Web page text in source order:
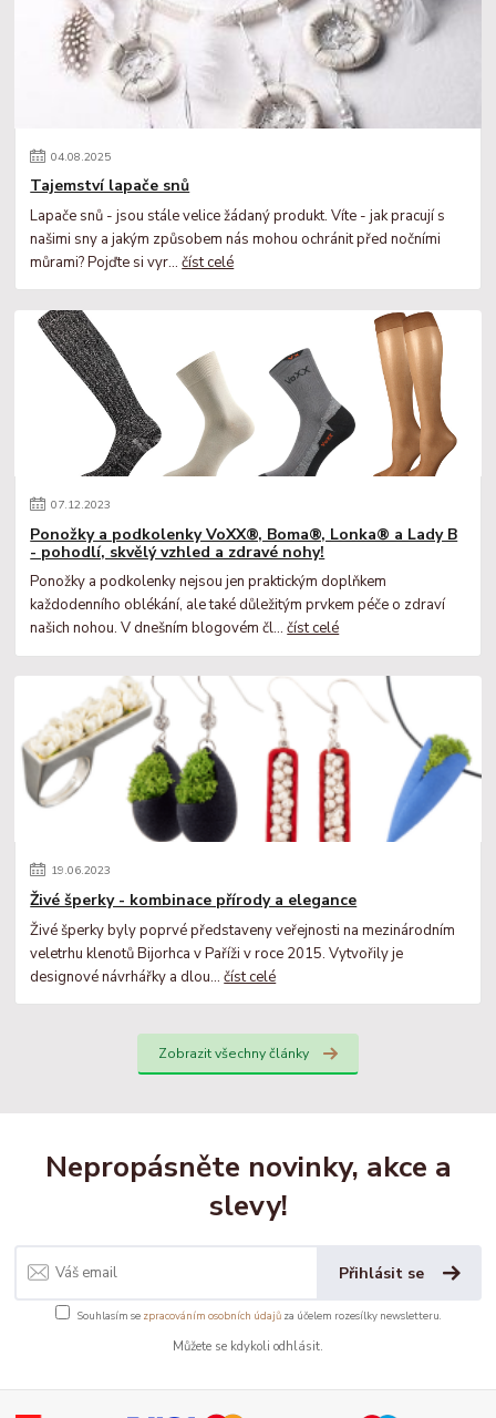
04.08.2025
Tajemství lapače snů
Lapače snů - jsou stále velice žádaný produkt. Víte - jak pracují s
našimi sny a jakým způsobem nás mohou ochránit před nočními
můrami? Pojďte si vyr...číst celé
07.12.2023
Ponožky a podkolenky VoXX®, Boma®, Lonka® a Lady B
- pohodlí, skvělý vzhled a zdravé nohy!
Ponožky a podkolenky nejsou jen praktickým doplňkem
každodenního oblékání, ale také důležitým prvkem péče o zdraví
našich nohou. V dnešním blogovém čl...číst celé
19.06.2023
Živé šperky - kombinace přírody a elegance
Živé šperky byly poprvé představeny veřejnosti na mezinárodním
veletrhu klenotů Bijorhca v Paříži v roce 2015. Vytvořily je
designové návrhářky a dlou...číst celé
Zobrazit všechny články
Nepropásněte novinky, akce a
slevy!
Přihlásit se
Souhlasím se zpracováním osobních údajůza účelem rozesílky newsletteru.
Můžete se kdykoli odhlásit.